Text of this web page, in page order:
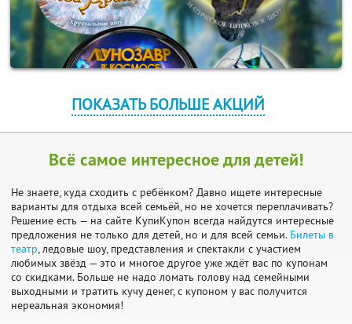
ПОКАЗАТЬ БОЛЬШЕ АКЦИЙ
Всё самое интересное для детей!
Не знаете, куда сходить с ребёнком? Давно ищете интересные
варианты для отдыха всей семьёй, но не хочется переплачивать?
Решение есть — на сайте КупиКупон всегда найдутся интересные
предложения не только для детей, но и для всей семьи. Билеты в
театр, ледовые шоу, представления и спектакли с участием
любимых звёзд — это и многое другое уже ждёт вас по купонам
со скидками. Больше не надо ломать голову над семейными
выходными и тратить кучу денег, с купоном у вас получится
нереальная экономия!